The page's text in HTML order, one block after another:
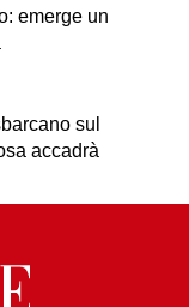
emerge un
sul
accadrà